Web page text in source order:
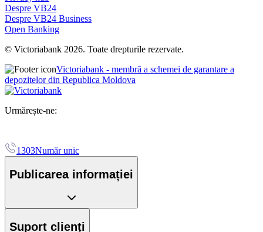
Despre VB24
Despre VB24 Business
Open Banking
© Victoriabank 2026. Toate drepturile rezervate.
Victoriabank - membră a schemei de garantare a
depozitelor din Republica Moldova
Urmărește-ne:
1303Număr unic
Publicarea informației
Suport clienți